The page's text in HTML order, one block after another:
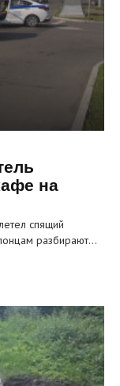
на
спящий
разбирают…